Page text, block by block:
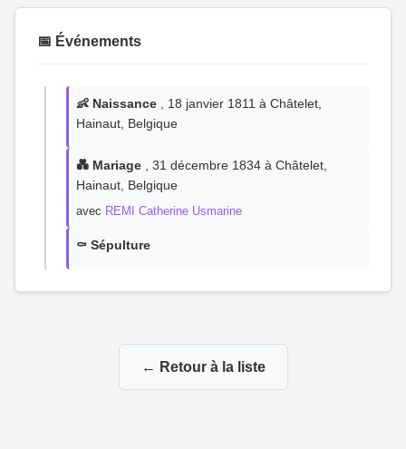
📅 Événements
👶 Naissance , 18 janvier 1811 à Châtelet,
Hainaut, Belgique
💑 Mariage , 31 décembre 1834 à Châtelet,
Hainaut, Belgique
avec REMI Catherine Usmarine
⚰️ Sépulture
← Retour à la liste